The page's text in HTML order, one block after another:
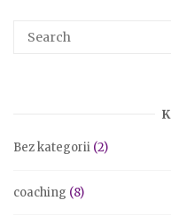
Bez kategorii (2)
coaching (8)